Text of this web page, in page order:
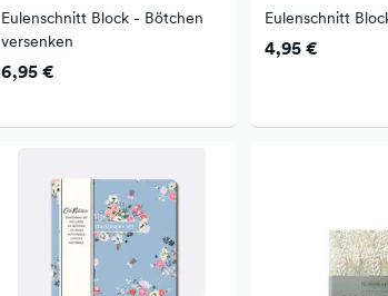
Eulenschnitt Block - Bötchen
versenken
6,95 €
Eulenschnitt
4,95 €